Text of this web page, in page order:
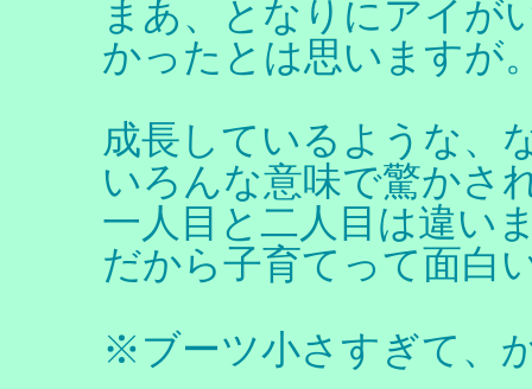
まあ、となりにアイが
かったとは思いますが
成長しているような、
いろんな意味で驚かさ
一人目と二人目は違い
だから子育てって面白
※ブーツ小さすぎて、